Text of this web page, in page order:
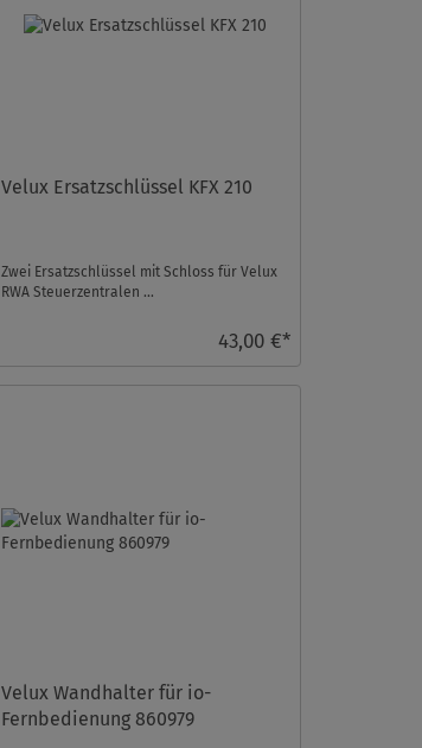
Velux Ersatzschlüssel KFX 210
Zwei Ersatzschlüssel mit Schloss für Velux
RWA Steuerzentralen ...
43,00 €*
Velux Wandhalter für io-
Fernbedienung 860979